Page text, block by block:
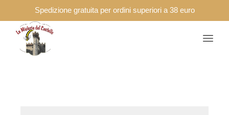
Spedizione gratuita per ordini superiori a 38 euro